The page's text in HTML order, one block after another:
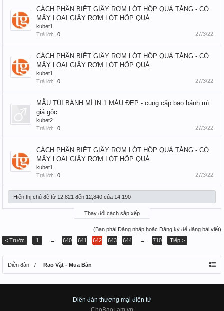
CÁCH PHÂN BIỆT GIẤY RƠM LÓT HỘP QUÀ TẶNG - CÓ
MẤY LOẠI GIẤY RƠM LÓT HỘP QUÀ
kubet1
Trả lời:
0 27/3/22
CÁCH PHÂN BIỆT GIẤY RƠM LÓT HỘP QUÀ TẶNG - CÓ
MẤY LOẠI GIẤY RƠM LÓT HỘP QUÀ
kubet1
Trả lời:
0 27/3/22
MẪU TÚI BÁNH MÌ IN 1 MÀU ĐẸP - cung cấp bao bánh mì
giá gốc
kubet2
Trả lời:
0 27/3/22
CÁCH PHÂN BIỆT GIẤY RƠM LÓT HỘP QUÀ TẶNG - CÓ
MẤY LOẠI GIẤY RƠM LÓT HỘP QUÀ
kubet1
Trả lời:
0 27/3/22
Hiển thị chủ đề từ 12,821 đến 12,840 của 14,190
Thay đổi cách sắp xếp
(Bạn phải Đăng nhập hoặc Đăng ký để đăng bài viết)
< Trước
1 ← 640 641 642 643 644 → 710 Tiếp >
Diễn đàn Rao Vặt - Mua Bán
Diên đàn thương mại điện tử